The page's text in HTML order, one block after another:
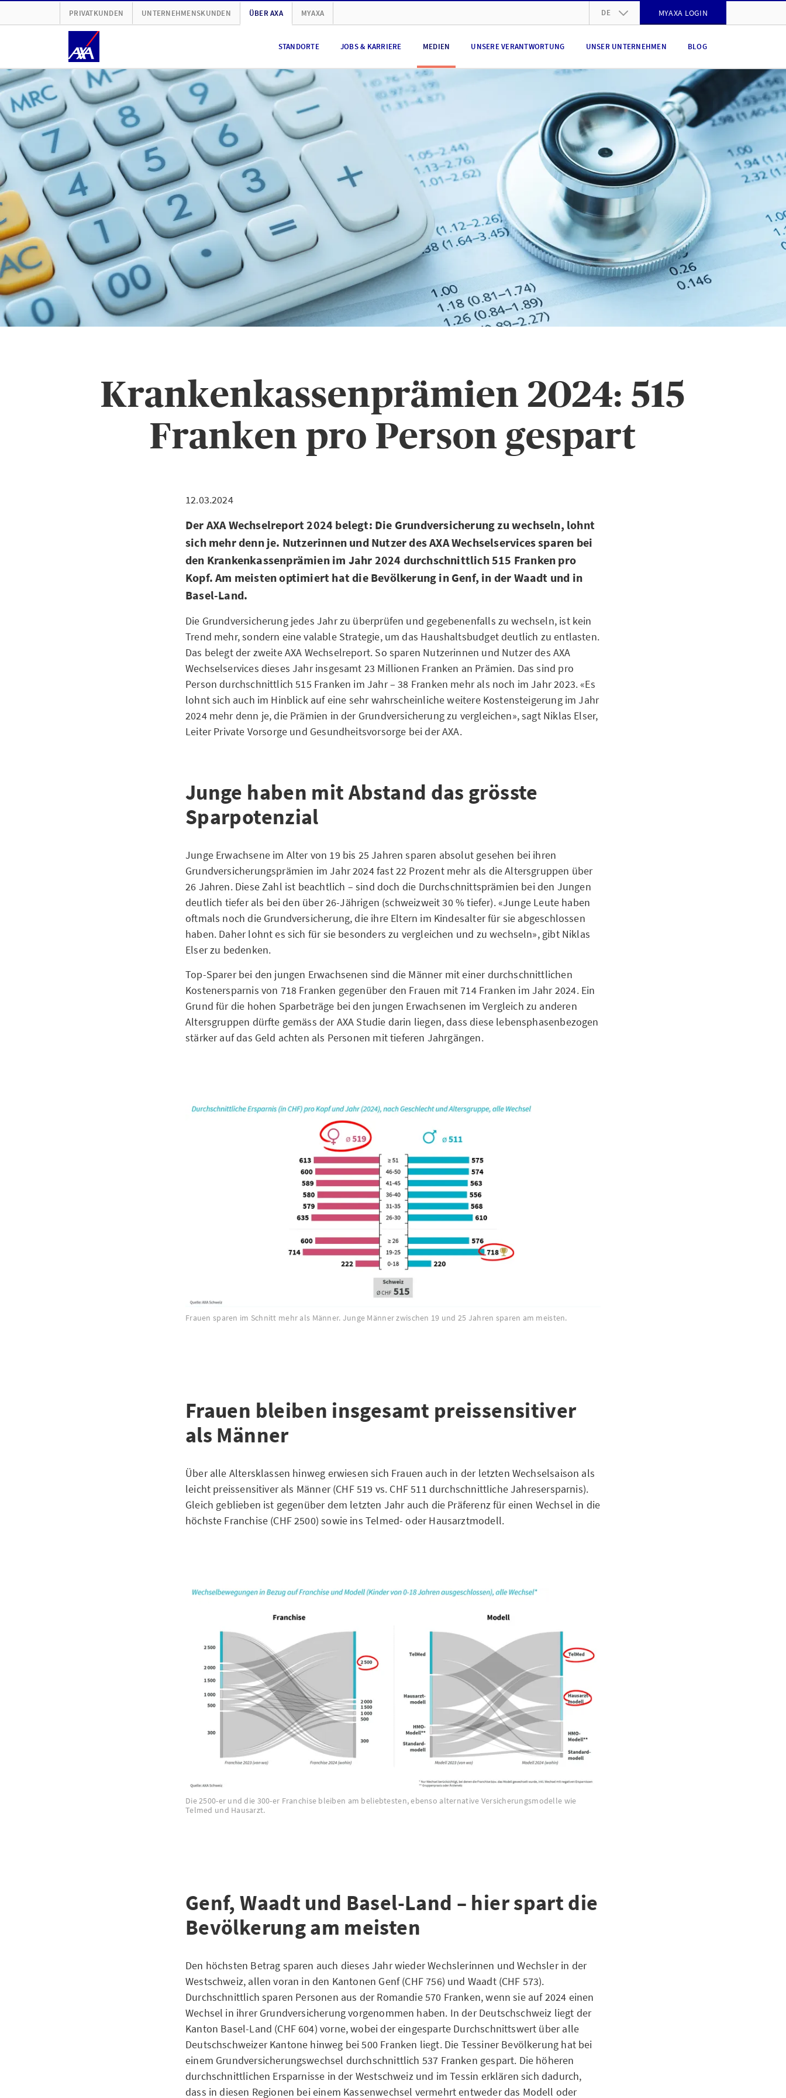
PRIVATKUNDEN UNTERNEHMENSKUNDEN ÜBER AXA MYAXA DE
EN
MYAXA LOGIN
STANDORTE JOBS & KARRIERE MEDIEN UNSERE VERANTWORTUNG UNSER UNTERNEHMEN BLOG
Krankenkassenprämien 2024: 515
Franken pro Person gespart
12.03.2024
Der AXA Wechselreport 2024 belegt: Die Grundversicherung zu wechseln, lohnt
sich mehr denn je. Nutzerinnen und Nutzer des AXA Wechselservices sparen bei
den Krankenkassenprämien im Jahr 2024 durchschnittlich 515 Franken pro
Kopf. Am meisten optimiert hat die Bevölkerung in Genf, in der Waadt und in
Basel-Land.
Die Grundversicherung jedes Jahr zu überprüfen und gegebenenfalls zu wechseln, ist kein
Trend mehr, sondern eine valable Strategie, um das Haushaltsbudget deutlich zu entlasten.
Das belegt der zweite AXA Wechselreport. So sparen Nutzerinnen und Nutzer des AXA
Wechselservices dieses Jahr insgesamt 23 Millionen Franken an Prämien. Das sind pro
Person durchschnittlich 515 Franken im Jahr – 38 Franken mehr als noch im Jahr 2023. «Es
lohnt sich auch im Hinblick auf eine sehr wahrscheinliche weitere Kostensteigerung im Jahr
2024 mehr denn je, die Prämien in der Grundversicherung zu vergleichen», sagt Niklas Elser,
Leiter Private Vorsorge und Gesundheitsvorsorge bei der AXA.
Junge haben mit Abstand das grösste
Sparpotenzial
Junge Erwachsene im Alter von 19 bis 25 Jahren sparen absolut gesehen bei ihren
Grundversicherungsprämien im Jahr 2024 fast 22 Prozent mehr als die Altersgruppen über
26 Jahren. Diese Zahl ist beachtlich – sind doch die Durchschnittsprämien bei den Jungen
deutlich tiefer als bei den über 26-Jährigen (schweizweit 30 % tiefer). «Junge Leute haben
oftmals noch die Grundversicherung, die ihre Eltern im Kindesalter für sie abgeschlossen
haben. Daher lohnt es sich für sie besonders zu vergleichen und zu wechseln», gibt Niklas
Elser zu bedenken.
Top-Sparer bei den jungen Erwachsenen sind die Männer mit einer durchschnittlichen
Kostenersparnis von 718 Franken gegenüber den Frauen mit 714 Franken im Jahr 2024. Ein
Grund für die hohen Sparbeträge bei den jungen Erwachsenen im Vergleich zu anderen
Altersgruppen dürfte gemäss der AXA Studie darin liegen, dass diese lebensphasenbezogen
stärker auf das Geld achten als Personen mit tieferen Jahrgängen.
Frauen sparen im Schnitt mehr als Männer. Junge Männer zwischen 19 und 25 Jahren sparen am meisten.
Frauen bleiben insgesamt preissensitiver
als Männer
Über alle Altersklassen hinweg erwiesen sich Frauen auch in der letzten Wechselsaison als
leicht preissensitiver als Männer (CHF 519 vs. CHF 511 durchschnittliche Jahresersparnis).
Gleich geblieben ist gegenüber dem letzten Jahr auch die Präferenz für einen Wechsel in die
höchste Franchise (CHF 2500) sowie ins Telmed- oder Hausarztmodell.
Die 2500-er und die 300-er Franchise bleiben am beliebtesten, ebenso alternative Versicherungsmodelle wie
Telmed und Hausarzt.
Genf, Waadt und Basel-Land – hier spart die
Bevölkerung am meisten
Den höchsten Betrag sparen auch dieses Jahr wieder Wechslerinnen und Wechsler in der
Westschweiz, allen voran in den Kantonen Genf (CHF 756) und Waadt (CHF 573).
Durchschnittlich sparen Personen aus der Romandie 570 Franken, wenn sie auf 2024 einen
Wechsel in ihrer Grundversicherung vorgenommen haben. In der Deutschschweiz liegt der
Kanton Basel-Land (CHF 604) vorne, wobei der eingesparte Durchschnittswert über alle
Deutschschweizer Kantone hinweg bei 500 Franken liegt. Die Tessiner Bevölkerung hat bei
einem Grundversicherungswechsel durchschnittlich 537 Franken gespart. Die höheren
durchschnittlichen Ersparnisse in der Westschweiz und im Tessin erklären sich dadurch,
dass in diesen Regionen bei einem Kassenwechsel vermehrt entweder das Modell oder